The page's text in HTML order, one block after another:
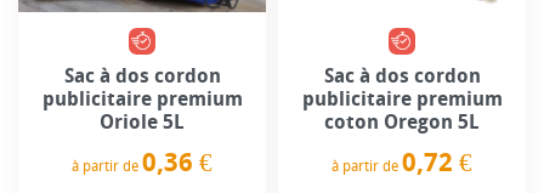
Sac à dos cordon
publicitaire premium
Oriole 5L
à partir de 0,36 €
Sac à dos cordon
publicitaire premium
coton Oregon 5L
à partir de 0,72 €